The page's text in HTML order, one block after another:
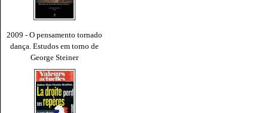
2009 - O pensamento tornado
dança. Estudos em torno de
George Steiner